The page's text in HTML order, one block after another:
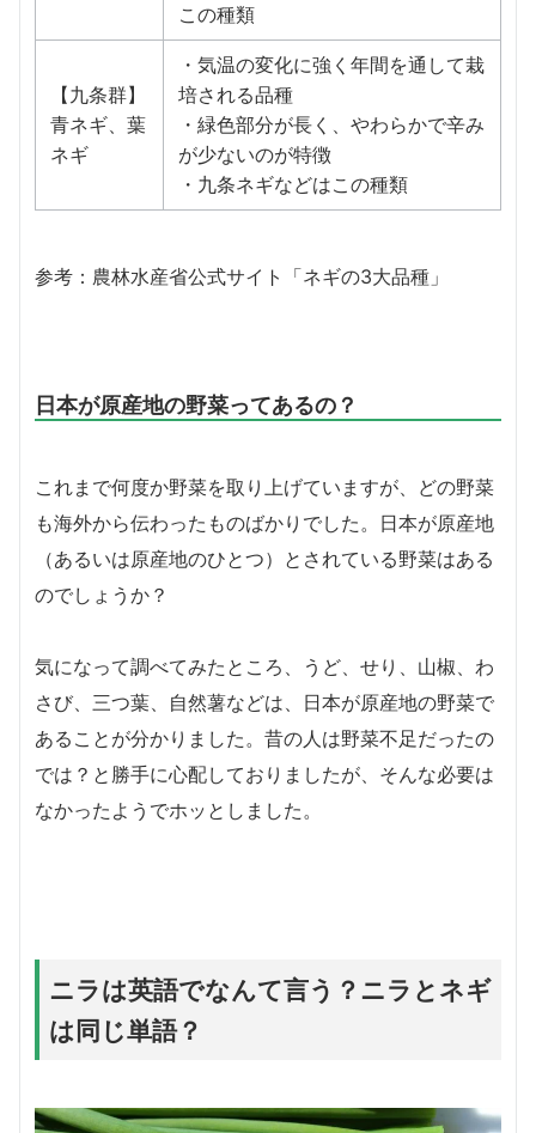
この種類
【九条群】
青ネギ、葉
ネギ
・気温の変化に強く年間を通して栽
培される品種
・緑色部分が長く、やわらかで辛み
が少ないのが特徴
・九条ネギなどはこの種類
参考：農林水産省公式サイト「ネギの3大品種」
日本が原産地の野菜ってあるの？
これまで何度か野菜を取り上げていますが、どの野菜
も海外から伝わったものばかりでした。日本が原産地
（あるいは原産地のひとつ）とされている野菜はある
のでしょうか？
気になって調べてみたところ、うど、せり、山椒、わ
さび、三つ葉、自然薯などは、日本が原産地の野菜で
あることが分かりました。昔の人は野菜不足だったの
では？と勝手に心配しておりましたが、そんな必要は
なかったようでホッとしました。
ニラは英語でなんて言う？ニラとネギ
は同じ単語？